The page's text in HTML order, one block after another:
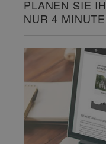
PLANEN SIE
NUR 4